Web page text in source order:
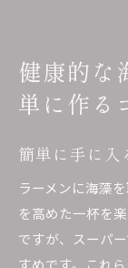
健康的な
単に作る
簡単に手に入
ラーメンに海藻
を高めた一杯を
ですが、スーパ